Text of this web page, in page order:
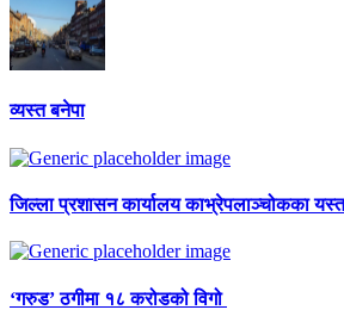
व्यस्त बनेपा
जिल्ला प्रशासन कार्यालय काभ्रेपलाञ्चोकका
‘गरुड’ ठगीमा १८ करोडको विगो